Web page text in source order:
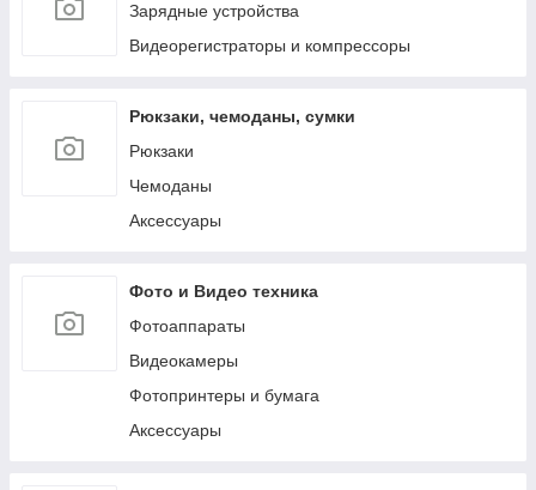
Зарядные устройства
Видеорегистраторы и компрессоры
Рюкзаки, чемоданы, сумки
Рюкзаки
Чемоданы
Аксессуары
Фото и Видео техника
Фотоаппараты
Видеокамеры
Фотопринтеры и бумага
Аксессуары